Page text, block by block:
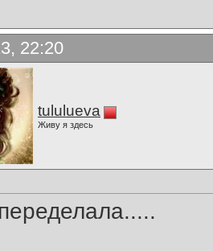
22:20
tululueva
Живу я здесь